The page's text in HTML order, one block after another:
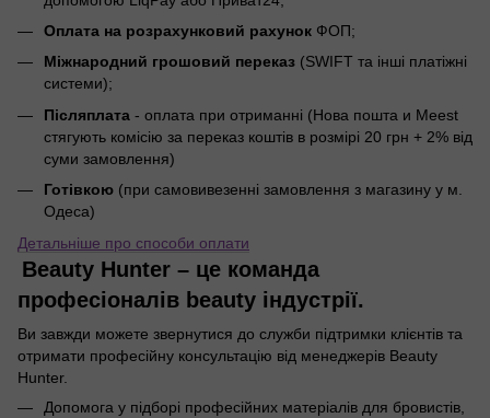
Оплата на розрахунковий рахунок ФОП;
Міжнародний грошовий переказ (SWIFT та інші платіжні
системи);
Післяплата - оплата при отриманні (Нова пошта и Meest
стягують комісію за переказ коштів в розмірі 20 грн + 2% від
суми замовлення)
Готівкою (при самовивезенні замовлення з магазину у м.
Одеса)
Детальніше про способи оплати
Beauty Hunter – це команда
професіоналів beauty індустрії.
Ви завжди можете звернутися до служби підтримки клієнтів та
отримати професійну консультацію від менеджерів Beauty
Hunter.
Допомога у підборі професійних матеріалів для бровистів,